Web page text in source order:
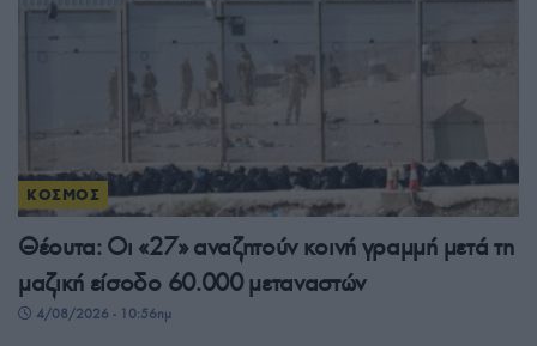
ΚΟΣΜΟΣ
Θέουτα: Οι «27» αναζητούν κοινή γραμμή μετά τη
μαζική είσοδο 60.000 μεταναστών
4/08/2026 - 10:56πμ